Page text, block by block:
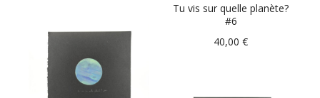
Tu vis sur quelle planète?
#6
40,00€